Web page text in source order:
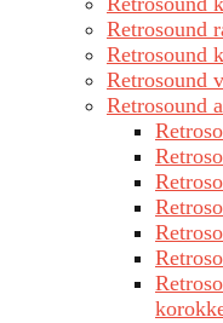
Retrosound
Retrosound
Retrosound
Retrosound